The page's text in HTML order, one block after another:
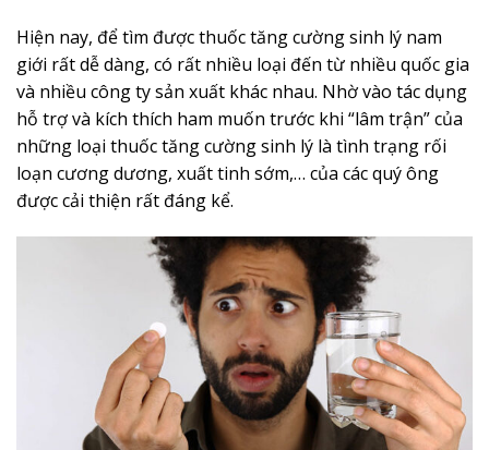
Hiện nay, để tìm được thuốc tăng cường sinh lý nam
giới rất dễ dàng, có rất nhiều loại đến từ nhiều quốc gia
và nhiều công ty sản xuất khác nhau. Nhờ vào tác dụng
hỗ trợ và kích thích ham muốn trước khi “lâm trận” của
những loại thuốc tăng cường sinh lý là tình trạng rối
loạn cương dương, xuất tinh sớm,… của các quý ông
được cải thiện rất đáng kể.